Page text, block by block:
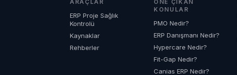
ARAÇLAR
ERP Proje Sağlık
Kontrolü
Kaynaklar
Rehberler
ÖNE ÇIKAN
KONULAR
PMO Nedir?
ERP Danışmanı Nedir?
Hypercare Nedir?
Fit-Gap Nedir?
Canias ERP Nedir?